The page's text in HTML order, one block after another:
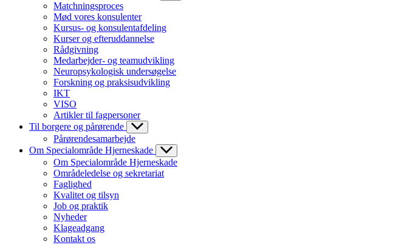
Matchningsproces
Mød vores konsulenter
Kursus- og konsulentafdeling
Kurser og efteruddannelse
Rådgivning
Medarbejder- og teamudvikling
Neuropsykologisk undersøgelse
Forskning og praksisudvikling
IKT
VISO
Artikler til fagpersoner
Til borgere og pårørende
Pårørendesamarbejde
Om Specialområde Hjerneskade
Om Specialområde Hjerneskade
Områdeledelse og sekretariat
Faglighed
Kvalitet og tilsyn
Job og praktik
Nyheder
Klageadgang
Kontakt os